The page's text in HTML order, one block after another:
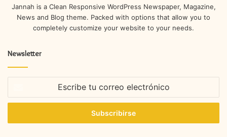
Jannah is a Clean Responsive WordPress Newspaper, Magazine,
News and Blog theme. Packed with options that allow you to
completely customize your website to your needs.
Newsletter
correo